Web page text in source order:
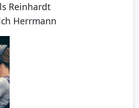
Reinhardt
Herrmann